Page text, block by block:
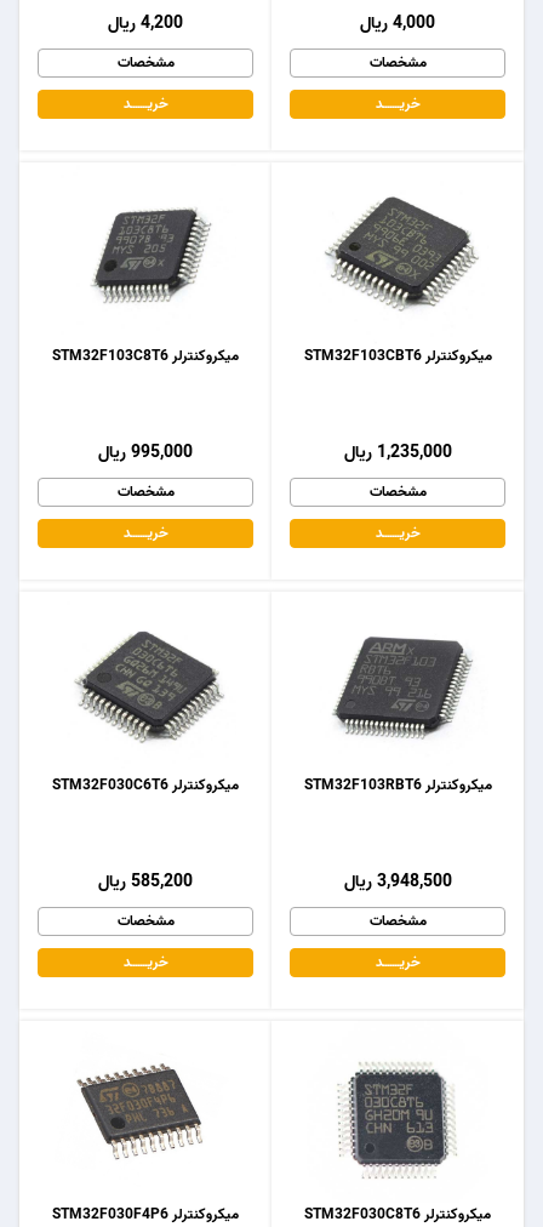
4,200 ریال
مشخصات
خریـــــــد
4,000 ریال
مشخصات
خریـــــــد
میکروکنترلر STM32F103C8T6
995,000 ریال
مشخصات
خریـــــــد
میکروکنترلر STM32F103CBT6
1,235,000 ریال
مشخصات
خریـــــــد
میکروکنترلر STM32F030C6T6
585,200 ریال
مشخصات
خریـــــــد
میکروکنترلر STM32F103RBT6
3,948,500 ریال
مشخصات
خریـــــــد
میکروکنترلر STM32F030F4P6 میکروکنترلر STM32F030C8T6